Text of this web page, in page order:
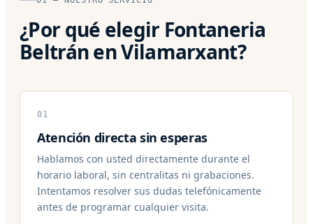
¿Por qué elegir Fontaneria
Beltrán en Vilamarxant?
01
Atención directa sin esperas
Hablamos con usted directamente durante el
horario laboral, sin centralitas ni grabaciones.
Intentamos resolver sus dudas telefónicamente
antes de programar cualquier visita.